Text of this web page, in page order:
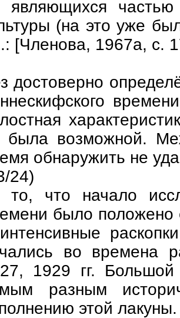
являющихся частью
(на это уже
[Членова, 1967а, с.
достоверно
была возможной.
обнаружить не
24)
то, что начало
было
во времена
1929 гг.
разным
этой лакуны.